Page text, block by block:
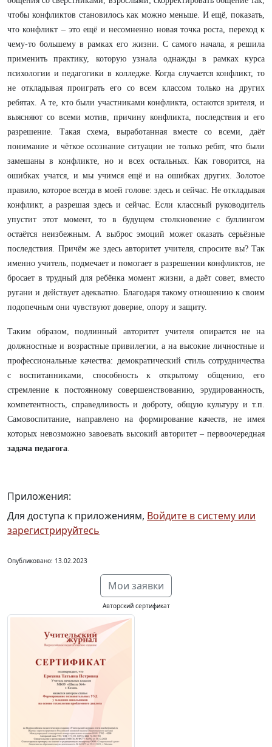
чтобы конфликтов становилось как можно меньше. И ещё, показать,
что конфликт – это ещё и несомненно новая точка роста, переход к
чему-то большему в рамках его жизни. С самого начала, я решила
применить практику, которую узнала однажды в рамках курса
психологии и педагогики в колледже. Когда случается конфликт, то
не откладывая проиграть его со всем классом только на других
ребятах. А те, кто были участниками конфликта, остаются зрителя, и
выясняют со всеми мотив, причину конфликта, последствия и его
разрешение. Такая схема, выработанная вместе со всеми, даёт
понимание и чёткое осознание ситуации не только ребят, что были
замешаны в конфликте, но и всех остальных. Как говорится, на
ошибках учатся, и мы учимся ещё и на ошибках других. Золотое
правило, которое всегда в моей голове: здесь и сейчас. Не откладывая
конфликт, а разрешая здесь и сейчас. Если классный руководитель
упустит этот момент, то в будущем столкновение с буллингом
остаётся неизбежным. А выброс эмоций может оказать серьёзные
последствия. Причём же здесь авторитет учителя, спросите вы? Так
именно учитель, подмечает и помогает в разрешении конфликтов, не
бросает в трудный для ребёнка момент жизни, а даёт совет, вместо
ругани и действует адекватно. Благодаря такому отношению к своим
подопечным они чувствуют доверие, опору и защиту.
Таким образом, подлинный авторитет учителя опирается не на
должностные и возрастные привилегии, а на высокие личностные и
профессиональные качества: демократический стиль сотрудничества
с воспитанниками, способность к открытому общению, его
стремление к постоянному совершенствованию, эрудированность,
компетентность, справедливость и доброту, общую культуру и т.п.
Самовоспитание, направлено на формирование качеств, не имея
которых невозможно завоевать высокий авторитет – первоочередная
задача педагога.
Приложения:
Для доступа к приложениям, Войдите в систему или
зарегистрируйтесь
Опубликовано: 13.02.2023
Мои заявки
Авторский сертификат